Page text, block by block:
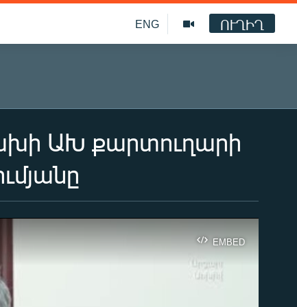
ENG ՈՒՂԻՂ
ԱԽ քարտուղարի
EMBED